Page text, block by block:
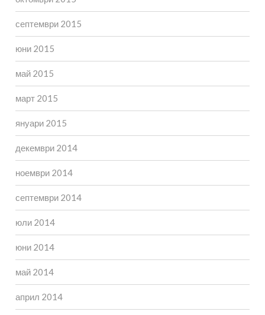
септември 2015
юни 2015
май 2015
март 2015
януари 2015
декември 2014
ноември 2014
септември 2014
юли 2014
юни 2014
май 2014
април 2014